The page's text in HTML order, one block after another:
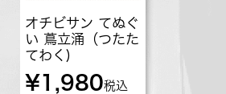
オチビサン てぬぐ
い 蔦立涌（つたた
てわく)
¥1,980税込